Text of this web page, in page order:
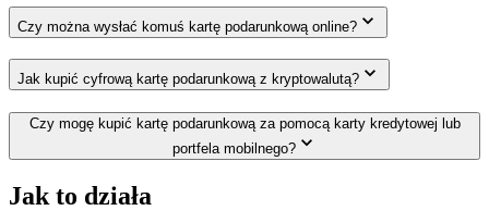
Czy można wysłać komuś kartę podarunkową online?
Jak kupić cyfrową kartę podarunkową z kryptowalutą?
Czy mogę kupić kartę podarunkową za pomocą karty kredytowej lub
portfela mobilnego?
Jak to działa